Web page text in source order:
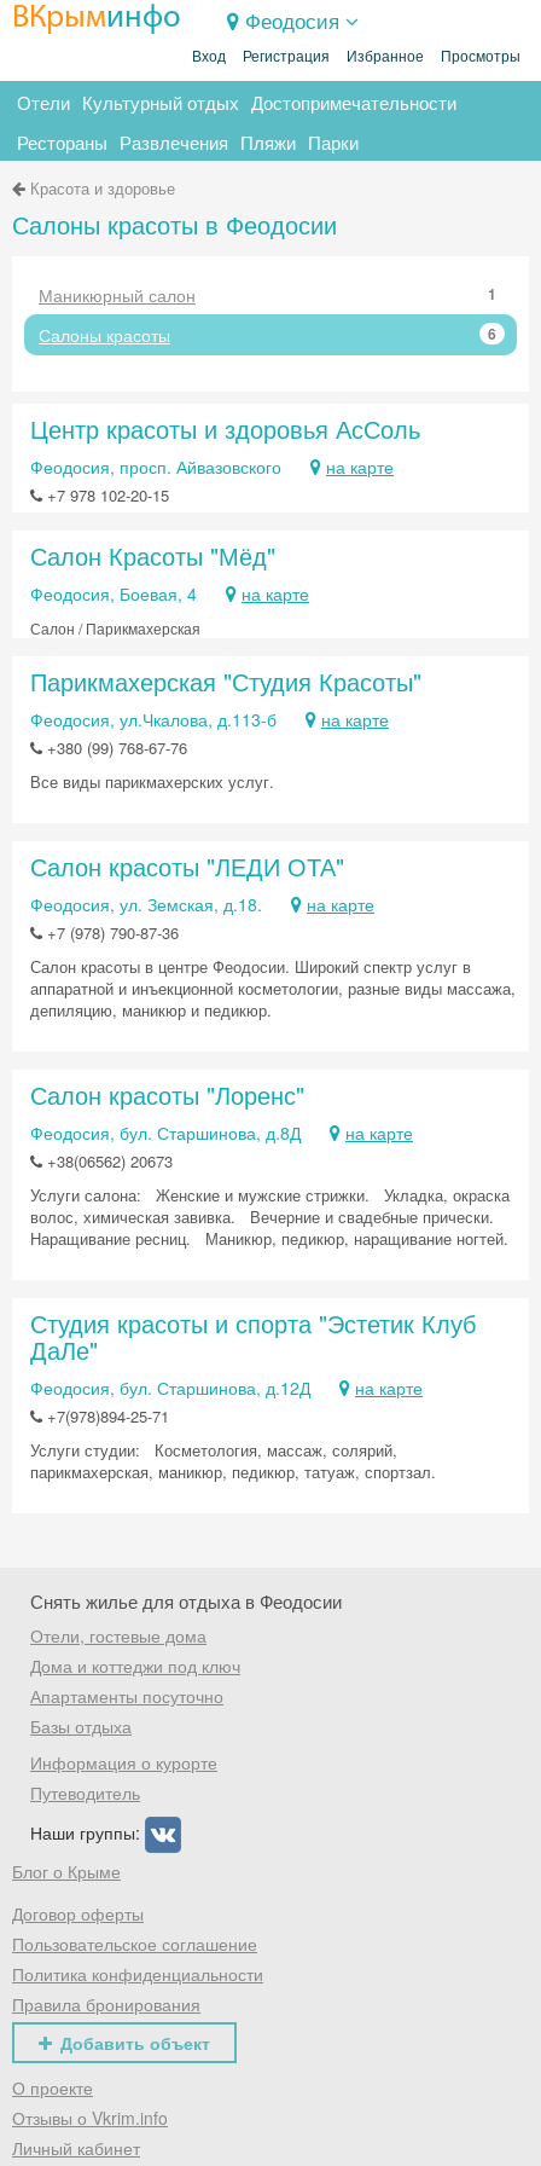
ВКрыминфо Феодосия
Вход Регистрация Избранное Просмотры
Отели Культурный отдых Достопримечательности
Рестораны Развлечения Пляжи Парки
Красота и здоровье
Салоны красоты в Феодосии
Маникюрный салон 1
Салоны красоты 6
Центр красоты и здоровья АсСоль
Феодосия, просп. Айвазовского на карте
+7 978 102-20-15
Салон Красоты "Мёд"
Феодосия, Боевая, 4 на карте
Салон / Парикмахерская
Парикмахерская "Студия Красоты"
Феодосия, ул.Чкалова, д.113-б на карте
+380 (99) 768-67-76
Все виды парикмахерских услуг.
Салон красоты "ЛЕДИ ОТА"
Феодосия, ул. Земская, д.18. на карте
+7 (978) 790-87-36
Салон красоты в центре Феодосии. Широкий спектр услуг в
аппаратной и инъекционной косметологии, разные виды массажа,
депиляцию, маникюр и педикюр.
Салон красоты "Лоренс"
Феодосия, бул. Старшинова, д.8Д на карте
+38(06562) 20673
Услуги салона: Женские и мужские стрижки. Укладка, окраска
волос, химическая завивка. Вечерние и свадебные прически.
Наращивание ресниц. Маникюр, педикюр, наращивание ногтей.
Студия красоты и спорта "Эстетик Клуб
ДаЛе"
Феодосия, бул. Старшинова, д.12Д на карте
+7(978)894-25-71
Услуги студии: Косметология, массаж, солярий,
парикмахерская, маникюр, педикюр, татуаж, спортзал.
Снять жилье для отдыха в Феодосии
Отели, гостевые дома
Дома и коттеджи под ключ
Апартаменты посуточно
Базы отдыха
Информация о курорте
Путеводитель
Наши группы:
Блог о Крыме
Договор оферты
Пользовательское соглашение
Политика конфиденциальности
Правила бронирования
Добавить объект
О проекте
Отзывы о Vkrim.info
Личный кабинет
Хочешь дешевле? Оставь почту и получи
промокод на первое бронирование!